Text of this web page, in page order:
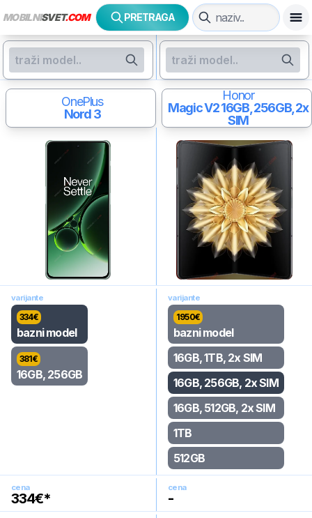
MOBILNISVET.COM PRETRAGA
OnePlus
Nord 3
Honor
Magic V216GB, 256GB, 2x
SIM
varijante
334€
bazni model
381€
16GB, 256GB
varijante
1950€
bazni model
16GB, 1TB, 2x SIM
16GB, 256GB, 2x SIM
16GB, 512GB, 2x SIM
1TB
512GB
cena
334€*
cena
-